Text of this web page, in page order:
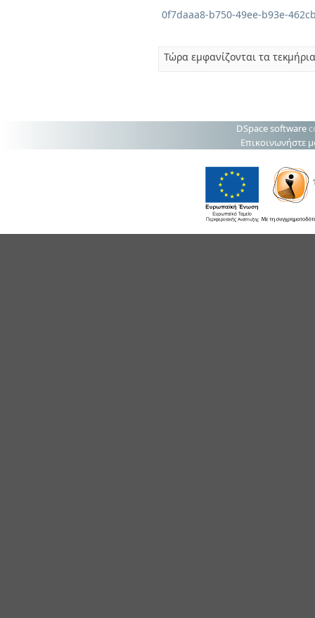
0f7daaa8-b750-49ee-b93e-
Τώρα εμφανίζονται τα
DSpace software
Επικοινωνήστε